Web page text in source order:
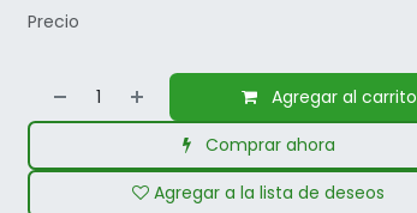
Agregar al carrito
Comprar ahora
Agregar a la lista de deseos
Precio